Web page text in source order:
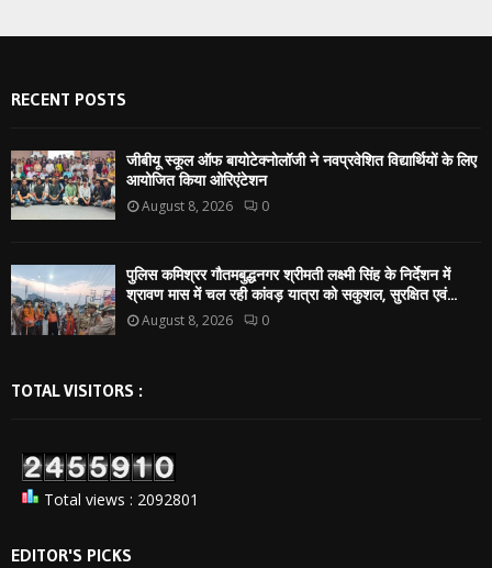
RECENT POSTS
जीबीयू स्कूल ऑफ बायोटेक्नोलॉजी ने नवप्रवेशित विद्यार्थियों के लिए
आयोजित किया ओरिएंटेशन
August 8, 2026 0
पुलिस कमिश्रर गौतमबुद्धनगर श्रीमती लक्ष्मी सिंह के निर्देशन में
श्रावण मास में चल रही कांवड़ यात्रा को सकुशल, सुरक्षित एवं...
August 8, 2026 0
TOTAL VISITORS :
Total views : 2092801
EDITOR'S PICKS